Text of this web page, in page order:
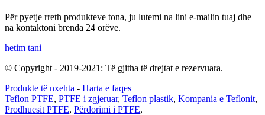
Për pyetje rreth produkteve tona, ju lutemi na lini e-mailin tuaj dhe
na kontaktoni brenda 24 orëve.
hetim tani
© Copyright - 2019-2021: Të gjitha të drejtat e rezervuara.
Produkte të nxehta - Harta e faqes
Teflon PTFE, PTFE i zgjeruar, Teflon plastik, Kompania e Teflonit,
Prodhuesit PTFE, Përdorimi i PTFE,